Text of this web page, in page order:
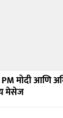
मोदी आणि
मेसेज